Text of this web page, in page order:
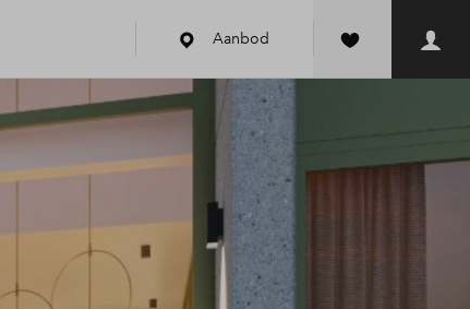
Aanbod